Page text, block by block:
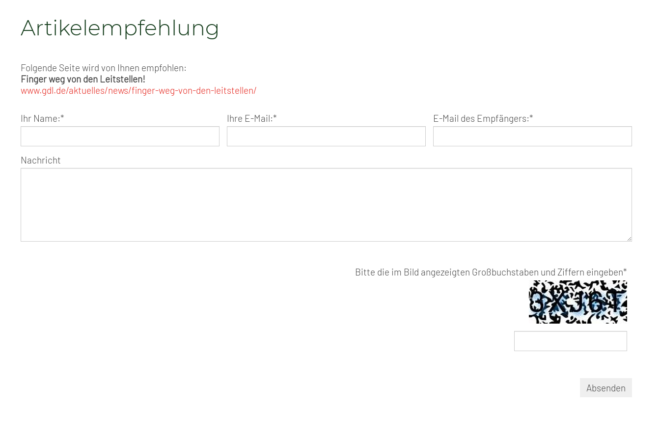
Artikelempfehlung
Folgende Seite wird von Ihnen empfohlen:
Finger weg von den Leitstellen!
www.gdl.de/aktuelles/news/finger-weg-von-den-leitstellen/
Ihr Name:* Ihre E-Mail:* E-Mail des Empfängers:*
Nachricht
Bitte die im Bild angezeigten Großbuchstaben und Ziffern eingeben*
Absenden